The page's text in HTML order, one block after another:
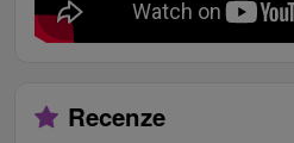
Recenze